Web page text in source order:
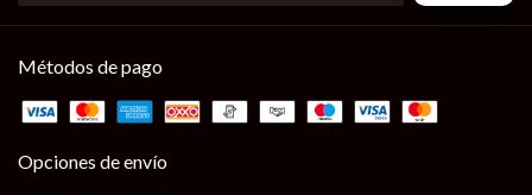
Métodos de pago
Opciones de envío